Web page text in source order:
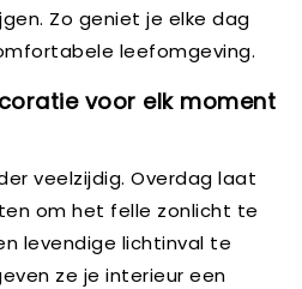
Zo geniet je elke dag
leefomgeving.
voor elk moment
veelzijdig. Overdag laat
om het felle zonlicht te
levendige lichtinval te
ze je interieur een